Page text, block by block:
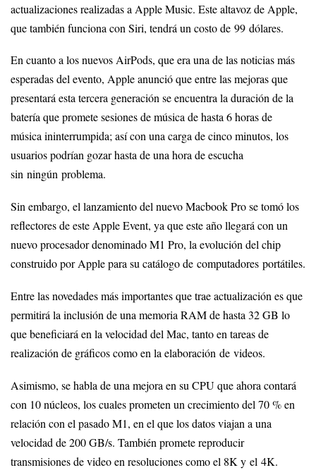
actualizaciones realizadas a Apple Music. Este altavoz de Apple,
que también funciona con Siri, tendrá un costo de 99 dólares.
En cuanto a los nuevos AirPods, que era una de las noticias más
esperadas del evento, Apple anunció que entre las mejoras que
presentará esta tercera generación se encuentra la duración de la
batería que promete sesiones de música de hasta 6 horas de
música ininterrumpida; así con una carga de cinco minutos, los
usuarios podrían gozar hasta de una hora de escucha
sin ningún problema.
Sin embargo, el lanzamiento del nuevo Macbook Pro se tomó los
reflectores de este Apple Event, ya que este año llegará con un
nuevo procesador denominado M1 Pro, la evolución del chip
construido por Apple para su catálogo de computadores portátiles.
Entre las novedades más importantes que trae actualización es que
permitirá la inclusión de una memoria RAM de hasta 32 GB lo
que beneficiará en la velocidad del Mac, tanto en tareas de
realización de gráficos como en la elaboración de videos.
Asimismo, se habla de una mejora en su CPU que ahora contará
con 10 núcleos, los cuales prometen un crecimiento del 70 % en
relación con el pasado M1, en el que los datos viajan a una
velocidad de 200 GB/s. También promete reproducir
transmisiones de video en resoluciones como el 8K y el 4K.